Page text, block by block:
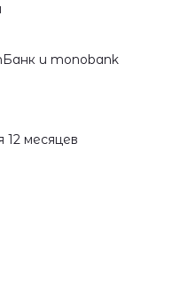
и monobank
месяцев